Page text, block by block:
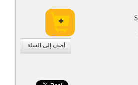
أضف إلى السلة